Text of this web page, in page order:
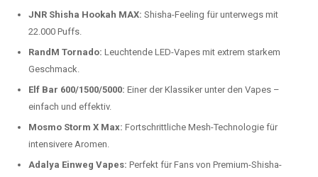
JNR Shisha Hookah MAX: Shisha-Feeling für unterwegs mit
22.000 Puffs.
RandM Tornado: Leuchtende LED-Vapes mit extrem starkem
Geschmack.
Elf Bar 600/1500/5000: Einer der Klassiker unter den Vapes –
einfach und effektiv.
Mosmo Storm X Max: Fortschrittliche Mesh-Technologie für
intensivere Aromen.
Adalya Einweg Vapes: Perfekt für Fans von Premium-Shisha-